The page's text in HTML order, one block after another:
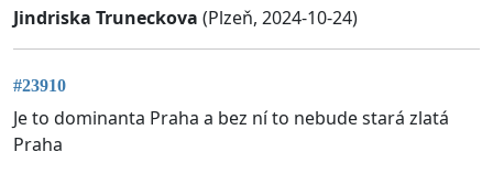
Jindriska Truneckova (Plzeň, 2024-10-24)
#23910
Je to dominanta Praha a bez ní to nebude stará zlatá
Praha